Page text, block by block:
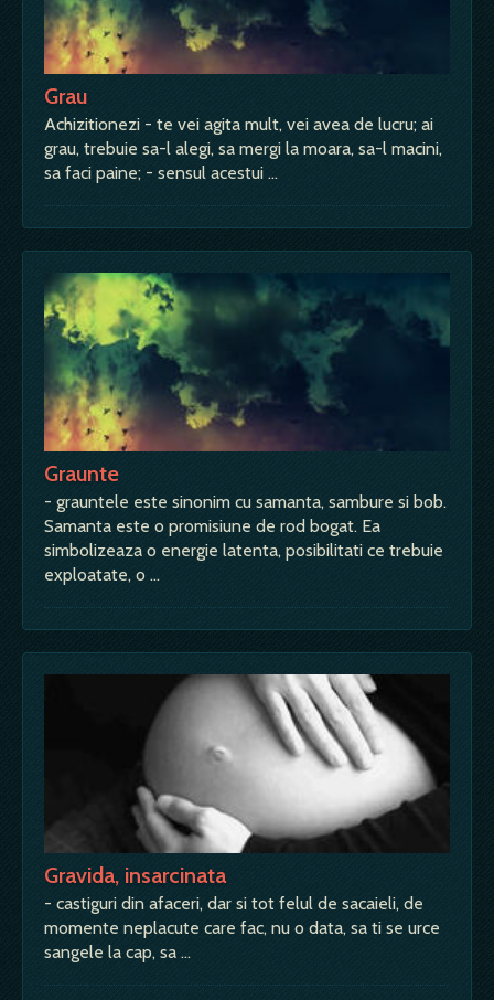
Grau
Achizitionezi - te vei agita mult, vei avea de lucru; ai
grau, trebuie sa-l alegi, sa mergi la moara, sa-l macini,
sa faci paine; - sensul acestui …
Graunte
- grauntele este sinonim cu samanta, sambure si bob.
Samanta este o promisiune de rod bogat. Ea
simbolizeaza o energie latenta, posibilitati ce trebuie
exploatate, o …
Gravida, insarcinata
- castiguri din afaceri, dar si tot felul de sacaieli, de
momente neplacute care fac, nu o data, sa ti se urce
sangele la cap, sa …